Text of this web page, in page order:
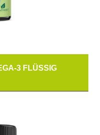
3 FLÜSSIG